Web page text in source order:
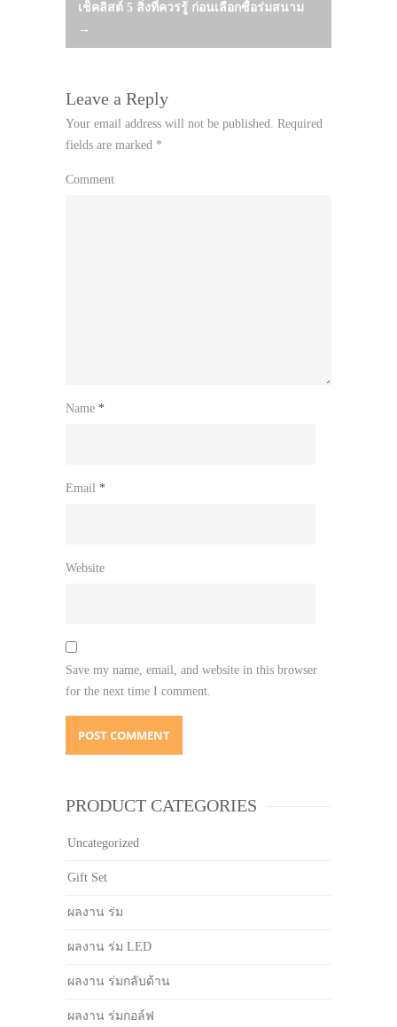
navigation
เช็คลิสต์ 5 สิ่งที่ควรรู้ ก่อนเลือกซื้อร่มสนาม
→
Leave a Reply
Your email address will not be published. Required
fields are marked *
Comment
Name *
Email *
Website
Save my name, email, and website in this browser
for the next time I comment.
PRODUCT CATEGORIES
Uncategorized
Gift Set
ผลงาน ร่ม
ผลงาน ร่ม LED
ผลงาน ร่มกลับด้าน
ผลงาน ร่มกอล์ฟ